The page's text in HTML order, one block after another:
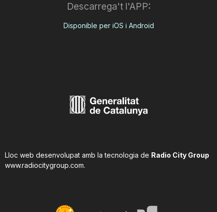
Descarrega't l'APP:
Disponible per iOS i Android
Lloc web desenvolupat amb la tecnologia de Radio City Group
www.radiocitygroup.com.